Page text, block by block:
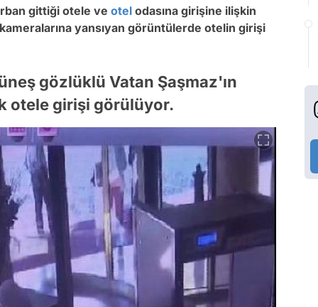
gittiği otele ve otel odasına girişine ilişkin
yansıyan görüntülerde otelin girişi
gözlüklü Vatan Şaşmaz'ın
otele girişi görülüyor.